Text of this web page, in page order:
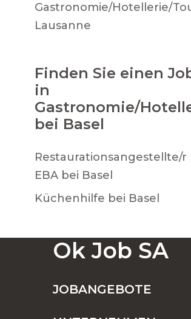
Gastronomie/Hotellerie/
Lausanne
Finden Sie einen
in
Gastronomie/
bei Basel
Restaurationsangestellte/r
EBA bei Basel
Küchenhilfe bei Basel
Ok Job SA
JOBANGEBOTE